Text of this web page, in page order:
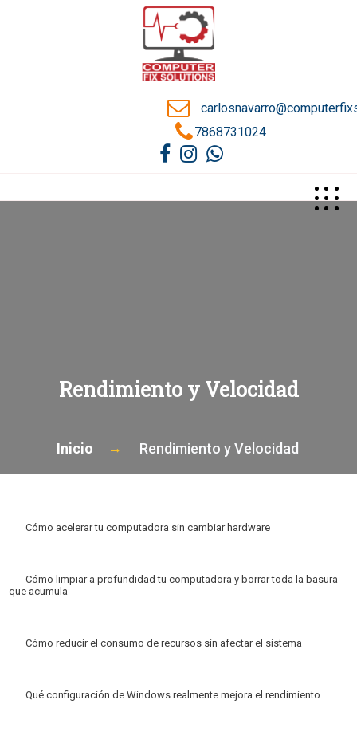
7868731024
Rendimiento y Velocidad
Inicio Rendimiento y Velocidad
Cómo acelerar tu computadora sin cambiar hardware
Cómo limpiar a profundidad tu computadora y borrar toda la basura
que acumula
Cómo reducir el consumo de recursos sin afectar el sistema
Qué configuración de Windows realmente mejora el rendimiento